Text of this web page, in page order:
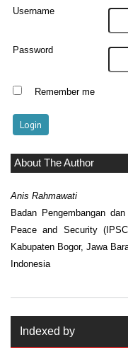
Username
Password
Remember me
About The Author
Anis Rahmawati
Badan Pengembangan
Peace and Security
Kabupaten Bogor, Jawa
Indonesia
Indexed by